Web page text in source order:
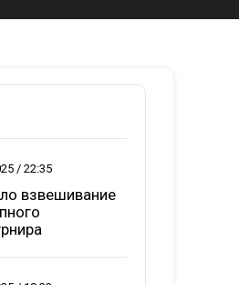
/ 22:35
взвешивание